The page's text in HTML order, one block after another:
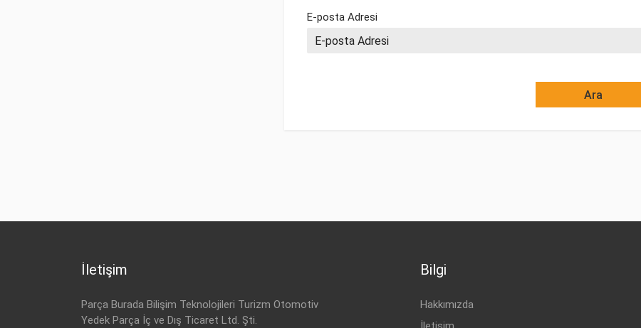
E-posta Adresi
İletişim
Parça Burada Bilişim Teknolojileri Turizm Otomotiv
Yedek Parça İç ve Dış Ticaret Ltd. Şti.
Bilgi
Hakkımızda